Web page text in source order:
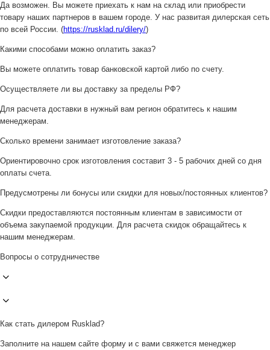
Да возможен. Вы можете приехать к нам на склад или приобрести
товару наших партнеров в вашем городе. У нас развитая дилерская сеть
по всей России. (https://rusklad.ru/dilery/)
Какими способами можно оплатить заказ?
Вы можете оплатить товар банковской картой либо по счету.
Осуществляете ли вы доставку за пределы РФ?
Для расчета доставки в нужный вам регион обратитесь к нашим
менеджерам.
Сколько времени занимает изготовление заказа?
Ориентировочно срок изготовления составит 3 - 5 рабочих дней со дня
оплаты счета.
Предусмотрены ли бонусы или скидки для новых/постоянных клиентов?
Скидки предоставляются постоянным клиентам в зависимости от
объема закупаемой продукции. Для расчета скидок обращайтесь к
нашим менеджерам.
Вопросы о сотрудничестве
Как стать дилером Rusklad?
Заполните на нашем сайте форму и с вами свяжется менеджер